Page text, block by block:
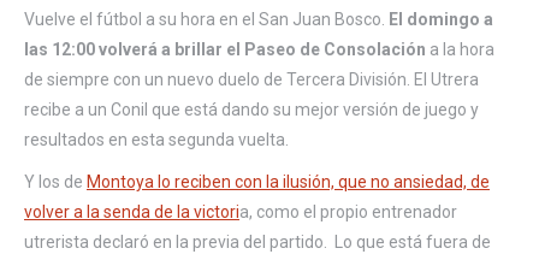
Vuelve el fútbol a su hora en el San Juan Bosco.
El domingo a
las 12:00 volverá a brillar el Paseo de Consolación a la hora
de siempre con un nuevo duelo de Tercera División. El Utrera
recibe a un Conil que está dando su mejor versión de juego y
resultados en esta segunda vuelta.
Y los de Montoya lo reciben con la ilusión, que no ansiedad, de
volver a la senda de la victoria, como el propio entrenador
utrerista declaró en la previa del partido. Lo que está fuera de